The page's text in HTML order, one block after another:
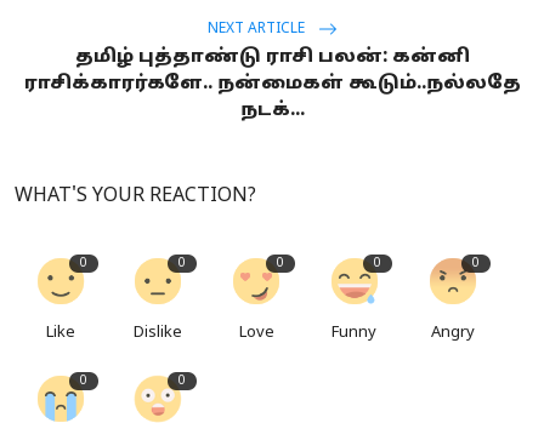
NEXT ARTICLE
தமிழ் புத்தாண்டு ராசி பலன்: கன்னி
ராசிக்காரர்களே.. நன்மைகள் கூடும்..நல்லதே
நடக்...
WHAT'S YOUR REACTION?
0
Like
0
Dislike
0
Love
0
Funny
0
Angry
0 0